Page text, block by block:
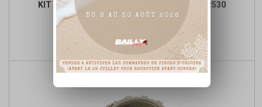
KIT DISQUES GARNIS NEWFREN - KTM EXC-R530
base
 Ajouter au panier